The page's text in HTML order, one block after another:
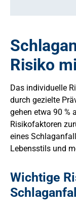
Risiko
Das individuelle
durch gezielte
gehen etwa 90 %
Risikofaktoren
eines
Lebensstils und
Wichtige